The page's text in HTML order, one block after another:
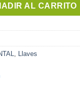
AL CARRITO
, Llaves